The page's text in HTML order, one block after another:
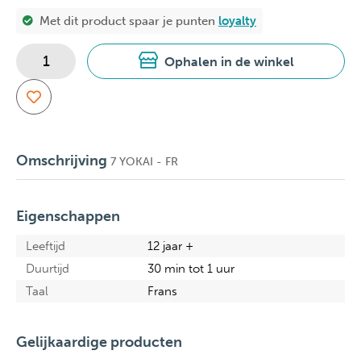
Met dit product spaar je punten loyalty
Ophalen in de winkel
Omschrijving 7 YOKAI - FR
Eigenschappen
Leeftijd
12 jaar +
Duurtijd
30 min tot 1 uur
Taal
Frans
Gelijkaardige producten